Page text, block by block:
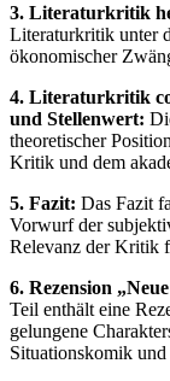
3. Literaturkritik
Literaturkritik unter
ökonomischer
4. Literaturkritik
und Stellenwert:
theoretischer
Kritik und dem
5. Fazit: Das Fazit
Vorwurf der
Relevanz der Kritik
6. Rezension
Teil enthält eine
gelungene
Situationskomik